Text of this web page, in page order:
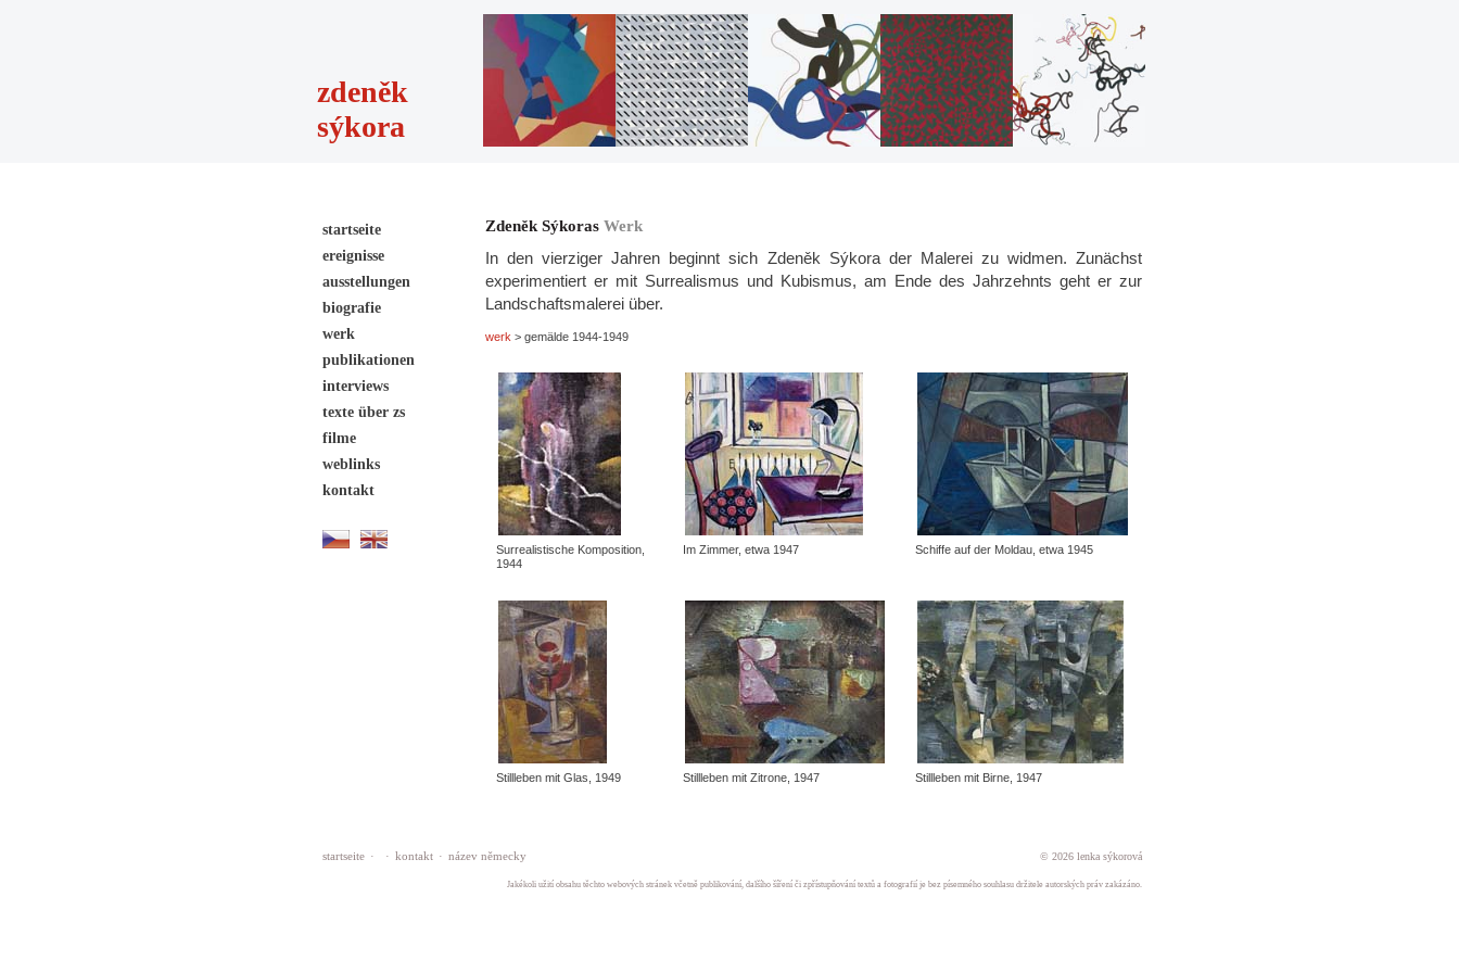
zdeněk
sýkora
startseite
ereignisse
ausstellungen
biografie
werk
publikationen
interviews
texte über zs
filme
weblinks
kontakt
Zdeněk Sýkoras Werk
In den vierziger Jahren beginnt sich Zdeněk Sýkora der Malerei zu widmen. Zunächst
experimentiert er mit Surrealismus und Kubismus, am Ende des Jahrzehnts geht er zur
Landschaftsmalerei über.
werk > gemälde 1944-1949
Surrealistische Komposition,
1944
Im Zimmer, etwa 1947 Schiffe auf der Moldau, etwa 1945
Stillleben mit Glas, 1949 Stillleben mit Zitrone, 1947 Stillleben mit Birne, 1947
© 2026 lenka sýkorová
startseite · · kontakt · název německy
Jakékoli užití obsahu těchto webových stránek včetně publikování, dalšího šíření či zpřístupňování textů a fotografií je bez písemného souhlasu držitele autorských práv zakázáno.